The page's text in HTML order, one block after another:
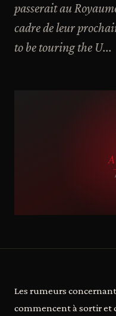
passerait au
cadre de leur
to be touring the U...
Les rumeurs
commencent à sortir et